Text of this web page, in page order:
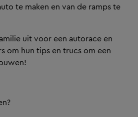
te maken en van de ramps te
uit voor een autorace en
om hun tips en trucs om een